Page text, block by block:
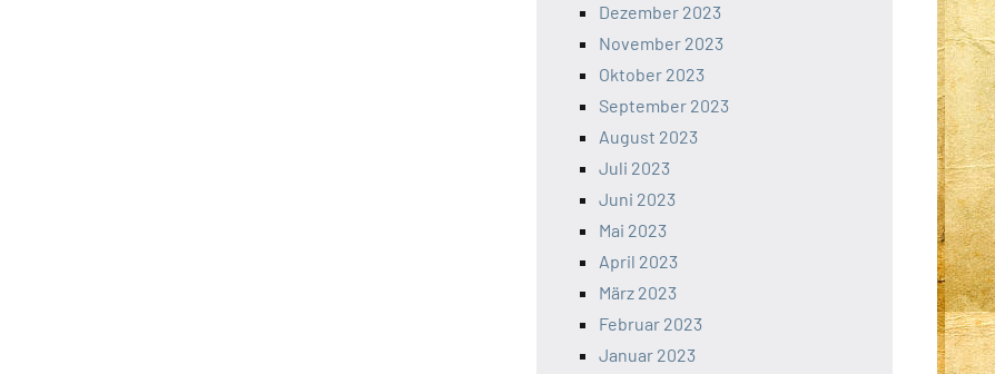
Dezember 2023
November 2023
Oktober 2023
September 2023
August 2023
Juli 2023
Juni 2023
Mai 2023
April 2023
März 2023
Februar 2023
Januar 2023